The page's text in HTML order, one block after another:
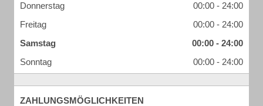
Donnerstag
00:00 - 24:00
Freitag
00:00 - 24:00
Samstag
00:00 - 24:00
Sonntag
00:00 - 24:00
ZAHLUNGSMÖGLICHKEITEN